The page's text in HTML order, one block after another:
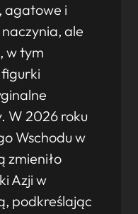
agatowe i
ale
w tym
W 2026 roku
Wschodu w
zmieniło
Azji w
podkreślając